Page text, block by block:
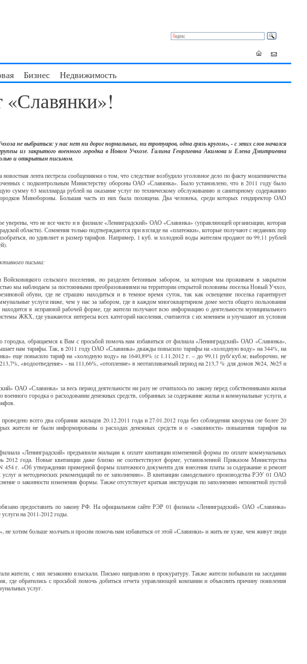
Бизнес Недвижимость
«Славянки»!
не выбраться: у нас нет ни дорог нормальных, ни тротуаров, одна грязь кругом», - с этих слов начался
из закрытого военного городка в Новом Учхозе. Галина Георгиевна Акимова и Елена Дмитриевна
и открытым письмом.
лента пестрела сообщениями о том, что следствие возбудило уголовное дело по факту мошенничества
с подконтрольным Министерству обороны ОАО «Славянка». Было установлено, что в 2011 году было
сумму 63 миллиарда рублей на оказание услуг по техническому обслуживанию и санитарному содержанию
Минобороны. Большая часть из них была похищена. Два человека, среди которых гендиректор ОАО
что не все чисто и в филиале «Ленинградский» ОАО «Славянка» (управляющей организации, которая
области). Сомнения только подтверждаются при взгляде на «платежки», которые получают с недавних пор
но удивляет и размер тарифов. Например, 1 куб. м холодной воды жителям продают по 99,11 рублей
письма:
сельского поселения, но разделен бетонным забором, за которым мы проживаем в закрытом
мы наблюдаем за постоянными преобразованиями на территории открытой половины поселка Новый Учхоз,
обуви, где не страшно находиться и в темное время суток, так как освещение поселка гарантирует
услуги ниже, чем у нас за забором, где в каждом многоквартирном доме места общего пользования
в исправной рабочей форме, где жители получают всю информацию о деятельности муниципального
ЖКХ, где уважаются интересы всех категорий населения, считаются с их мнением и улучшают их условия
обращаемся к Вам с просьбой помочь нам избавиться от филиала «Ленинградский» ОАО «Славянка»,
нам тарифы. Так, в 2011 году ОАО «Славянка» дважды повысило тарифы на «холодную воду» на 344%, на
еще повысило тариф на «холодную воду» на 1640,89% (с 1.11.2012 г. – до 99,11 руб/ куб.м; выборочно, не
«водоотведение» - на 111,66%, «отопление» в неотапливаемый период на 213,7 % для домов №24, №25 и
ОАО «Славянка» за весь период деятельности ни разу не отчиталось по закону перед собственниками жилья
городка о расходовании денежных средств, собранных за содержание жилья и коммунальные услуги, а
всего два собрания жильцов 20.12.2011 года и 27.01.2012 года без соблюдения кворума (не более 20
жители не были информированы о расходах денежных средств и о «законности» повышения тарифов на
«Ленинградский» предъявили жильцам к оплате квитанции измененной формы по оплате коммунальных
2012 года. Новые квитанции даже близко не соответствуют форме, установленной Приказом Министерства
454 г. «Об утверждении примерной формы платежного документа для внесения платы за содержание и ремонт
и методических рекомендаций по ее заполнению». В квитанции самодельного производства РЭУ 01 ОАО
о законности изменения формы. Также отсутствует краткая инструкция по заполнению непонятной пустой
предоставить по закону РФ. На официальном сайте РЭР 01 филиала «Ленинградский» ОАО «Славянка»
на 2011-2012 годы.
хотим больше молчать и просим помочь нам избавиться от этой «Славянки» и жить не хуже, чем живут люди
жители, с них незаконно взыскали. Письмо направлено в прокуратуру. Также жители побывали на заседании
где обратились с просьбой помочь добиться отчета управляющей компании и объяснить причину появления
услуг.